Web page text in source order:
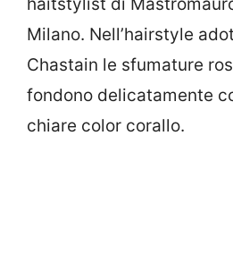
haitstylist di
Milano. Nell’hairstyle
Chastain le sfumature
fondono delicatamente
chiare color corallo.